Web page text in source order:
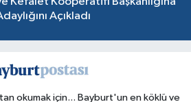
Açıkladı
okumak için... Bayburt'un en köklü ve